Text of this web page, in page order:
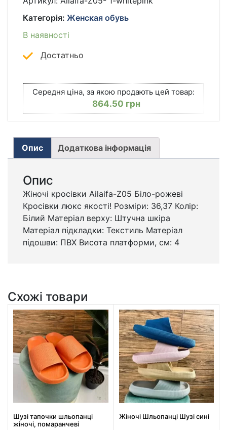
Категорія: Женская обувь
В наявності
Достатньо
Середня ціна, за якою продають цей товар:
864.50 грн
Опис Додаткова інформація
Опис
Жіночі кросівки Ailaifa-Z05 Біло-рожеві
Кросівки люкс якості! Розміри: 36,37 Колір:
Білий Матеріал верху: Штучна шкіра
Матеріал підкладки: Текстиль Матеріал
підошви: ПВХ Висота платформи, см: 4
Схожі товари
Шузі тапочки шльопанці
жіночі, помаранчеві
Жіночі Шльопанці Шузі сині